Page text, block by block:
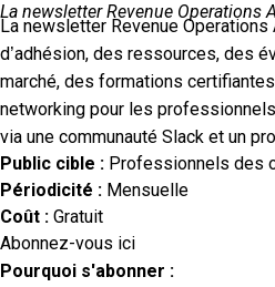
La newsletter Revenue Operations
La newsletter Revenue
d’adhésion, des ressources, des
marché, des formations
networking pour les
via une communauté Slack et un
Public cible : Professionnels des
Périodicité : Mensuelle
Coût : Gratuit
Abonnez-vous ici
Pourquoi s'abonner :